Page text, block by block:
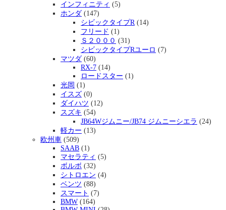
インフィニティ (5)
ホンダ (147)
シビックタイプR(14)
フリード (1)
Ｓ２０００ (31)
シビックタイプRユーロ (7)
マツダ (60)
RX-7 (14)
ロードスター (1)
光岡 (1)
イスズ (0)
ダイハツ (12)
スズキ (54)
JB64Wジムニー/JB74 ジムニーシエラ (24)
軽カー (13)
欧州車 (509)
SAAB (1)
マセラティ (5)
ボルボ (32)
シトロエン (4)
ベンツ (88)
スマート (7)
BMW (164)